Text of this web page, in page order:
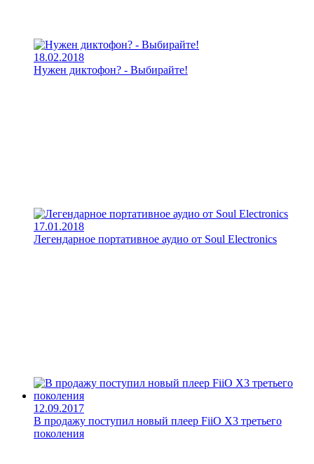
18.02.2018
Нужен диктофон? - Выбирайте!
17.01.2018
Легендарное портативное аудио от Soul Electronics
12.09.2017
В продажу поступил новый плеер FiiO X3 третьего
поколения